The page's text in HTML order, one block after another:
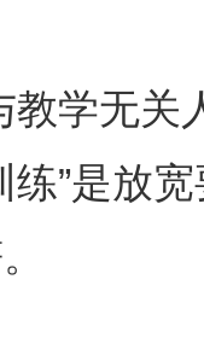
教学无关
练”是放